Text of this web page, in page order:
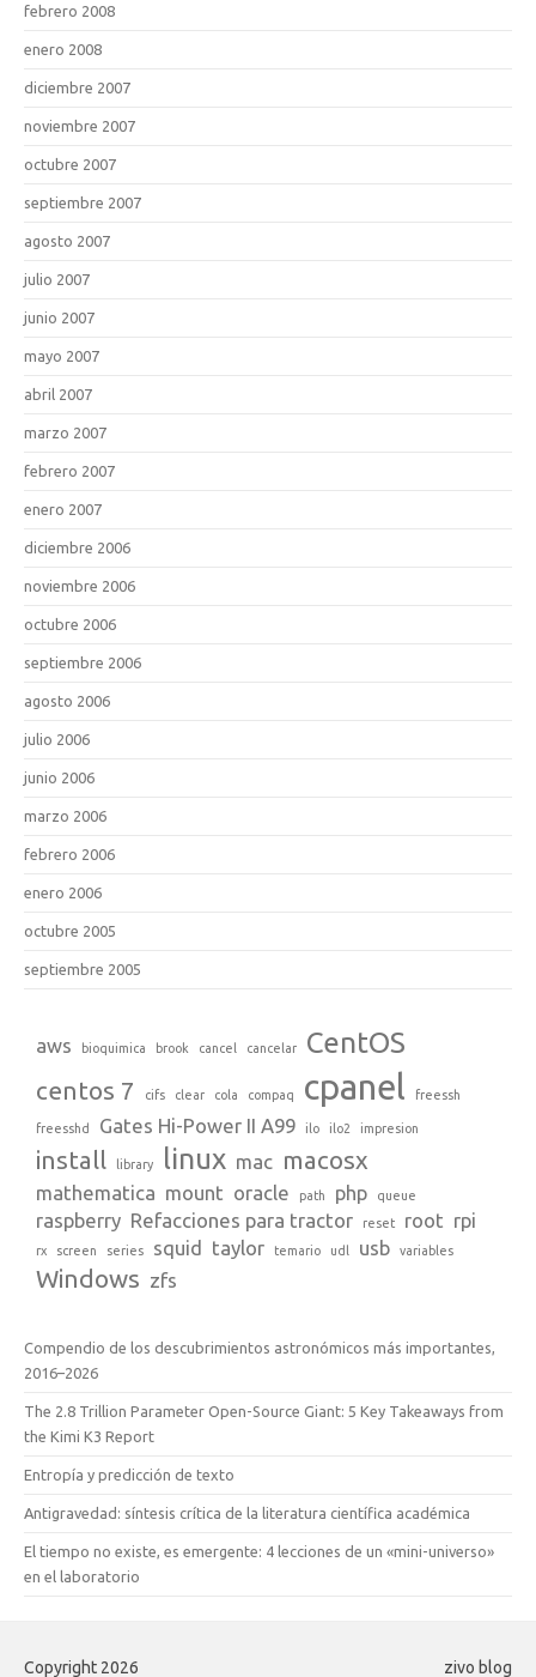
febrero 2008
enero 2008
diciembre 2007
noviembre 2007
octubre 2007
septiembre 2007
agosto 2007
julio 2007
junio 2007
mayo 2007
abril 2007
marzo 2007
febrero 2007
enero 2007
diciembre 2006
noviembre 2006
octubre 2006
septiembre 2006
agosto 2006
julio 2006
junio 2006
marzo 2006
febrero 2006
enero 2006
octubre 2005
septiembre 2005
aws bioquimica brook cancel cancelar CentOS
centos 7 cifs clear cola compaq cpanel freessh
freesshd Gates Hi-Power II A99 ilo ilo2 impresion
install library linux mac macosx
mathematica mount oracle path php queue
raspberry Refacciones para tractor reset root rpi
rx screen series squid taylor temario udl usb variables
Windows zfs
Compendio de los descubrimientos astronómicos más importantes,
2016–2026
The 2.8 Trillion Parameter Open-Source Giant: 5 Key Takeaways from
the Kimi K3 Report
Entropía y predicción de texto
Antigravedad: síntesis crítica de la literatura científica académica
El tiempo no existe, es emergente: 4 lecciones de un «mini-universo»
en el laboratorio
Copyright 2026 zivo blog